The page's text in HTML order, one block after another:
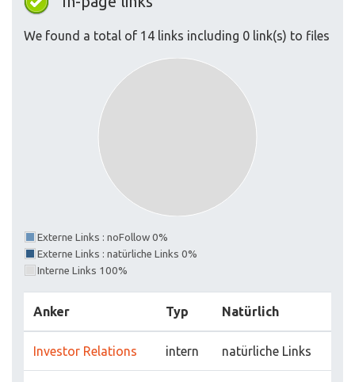
We found a total of 14 links including 0 link(s) to files
Externe Links : noFollow 0%
Externe Links : natürliche Links 0%
Interne Links 100%
Anker Typ Natürlich
Investor Relations intern natürliche Links